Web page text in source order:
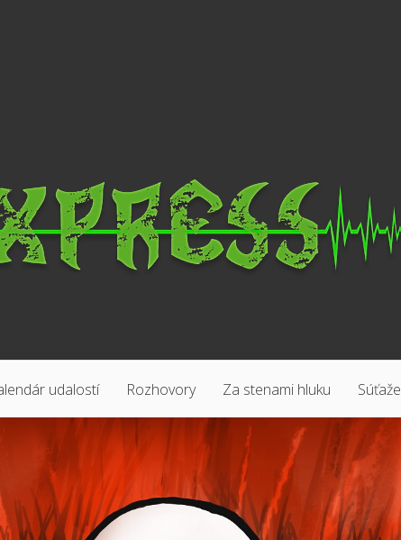
udalostí Rozhovory Za stenami hluku Súťaže